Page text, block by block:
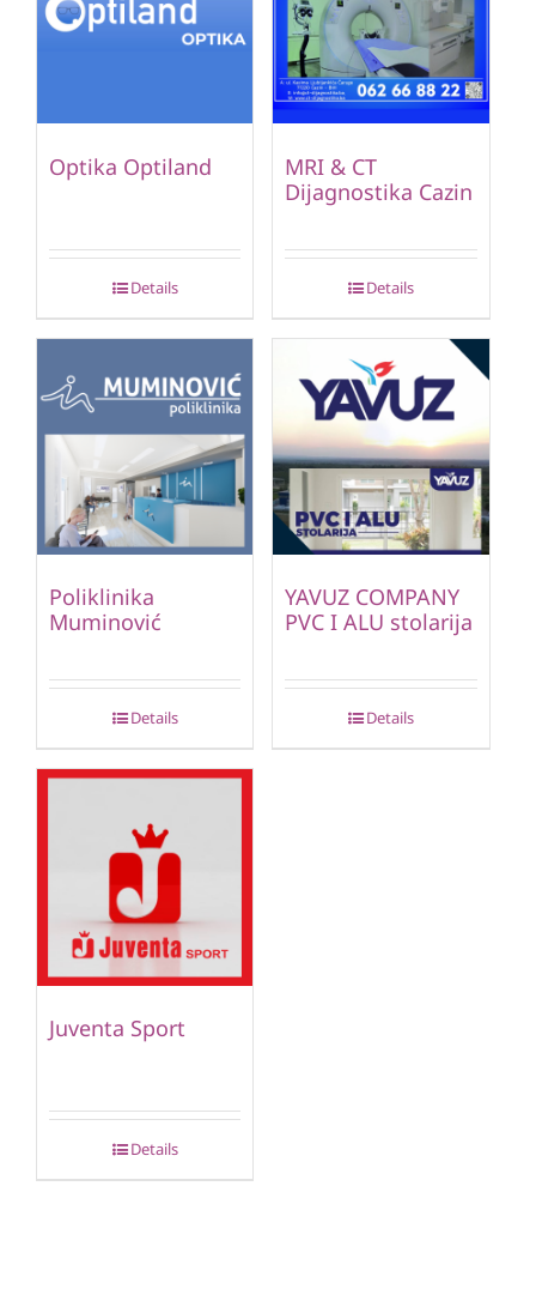
Optika Optiland
Details
MRI & CT
Dijagnostika Cazin
Details
Poliklinika
Muminović
Details
YAVUZ COMPANY
PVC I ALU stolarija
Details
Juventa Sport
Details